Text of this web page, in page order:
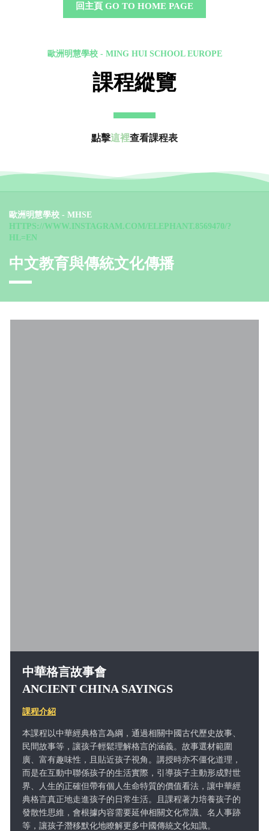
回主頁 GO TO HOME PAGE
歐洲明慧學校 - MING HUI SCHOOL EUROPE
課程縱覽
點擊這裡查看課程表
歐洲明慧學校 - MHSE
HTTPS://WWW.INSTAGRAM.COM/ELEPHANT.8569470/?
HL=EN
中文教育與傳統文化傳播
中華格言故事會
ANCIENT CHINA SAYINGS
課程介紹
本課程以中華經典格言為綱，通過相關中國古代歷史故事、
民間故事等，讓孩子輕鬆理解格言的涵義。故事選材範圍
廣、富有趣味性，且貼近孩子視角。講授時亦不僵化道理，
而是在互動中聯係孩子的生活實際，引導孩子主動形成對世
界、人生的正確但帶有個人生命特質的價值看法，讓中華經
典格言真正地走進孩子的日常生活。且課程著力培養孩子的
發散性思維，會根據内容需要延伸相關文化常識、名人事跡
等，讓孩子潛移默化地瞭解更多中國傳統文化知識。